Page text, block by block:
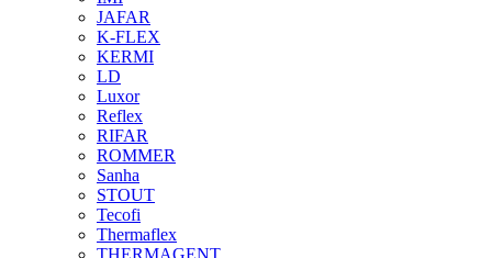
JAFAR
K-FLEX
KERMI
LD
Luxor
Reflex
RIFAR
ROMMER
Sanha
STOUT
Tecofi
Thermaflex
THERMAGENT